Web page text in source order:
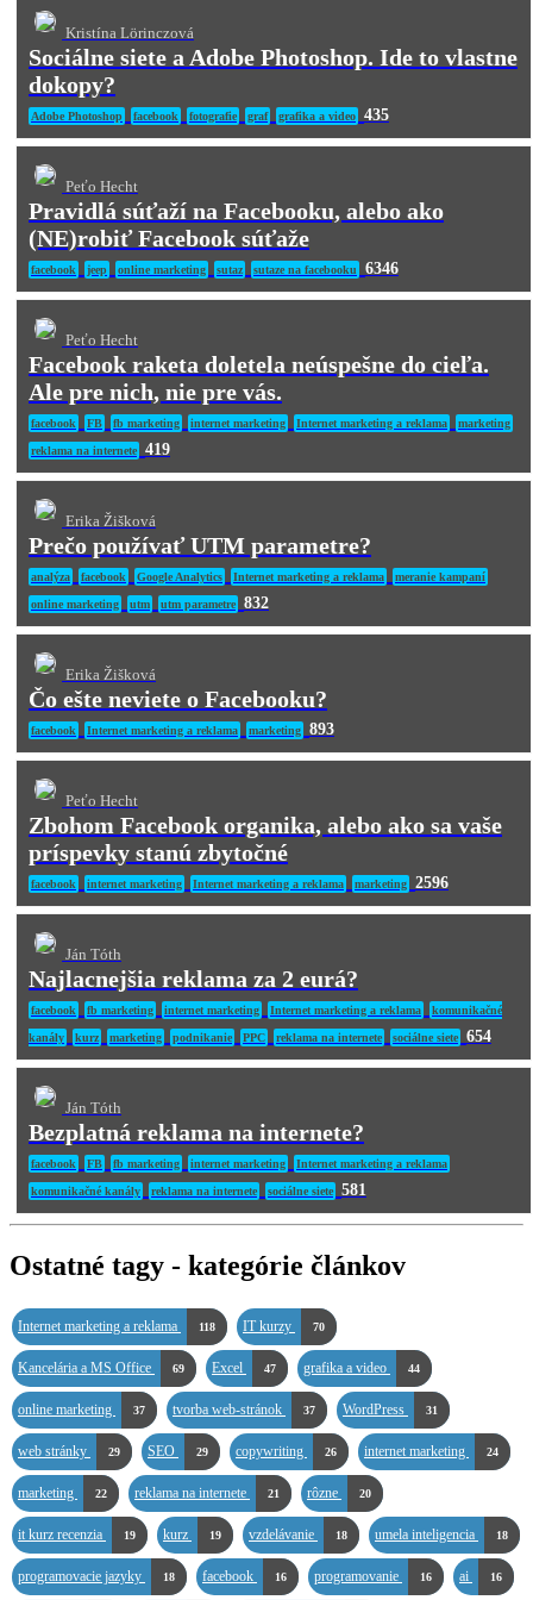
Kristína Lörinczová
Sociálne siete a Adobe Photoshop. Ide to vlastne
dokopy?
Adobe Photoshop facebook fotografie graf grafika a video 435
Peťo Hecht
Pravidlá súťaží na Facebooku, alebo ako
(NE)robiť Facebook súťaže
facebook jeep online marketing sutaz sutaze na facebooku 6346
Peťo Hecht
Facebook raketa doletela neúspešne do cieľa.
Ale pre nich, nie pre vás.
facebook FB fb marketing internet marketing Internet marketing a reklama marketing
reklama na internete 419
Erika Žišková
Prečo používať UTM parametre?
analýza facebook Google Analytics Internet marketing a reklama meranie kampaní
online marketing utm utm parametre 832
Erika Žišková
Čo ešte neviete o Facebooku?
facebook Internet marketing a reklama marketing 893
Peťo Hecht
Zbohom Facebook organika, alebo ako sa vaše
príspevky stanú zbytočné
facebook internet marketing Internet marketing a reklama marketing 2596
Ján Tóth
Najlacnejšia reklama za 2 eurá?
facebook fb marketing internet marketing Internet marketing a reklama komunikačné
kanály kurz marketing podnikanie PPC reklama na internete sociálne siete 654
Ján Tóth
Bezplatná reklama na internete?
facebook FB fb marketing internet marketing Internet marketing a reklama
komunikačné kanály reklama na internete sociálne siete 581
Ostatné tagy - kategórie článkov
Internet marketing a reklama 118 IT kurzy 70
Kancelária a MS Office 69 Excel 47 grafika a video 44
online marketing 37 tvorba web-stránok 37 WordPress 31
web stránky 29 SEO 29 copywriting 26 internet marketing 24
marketing 22 reklama na internete 21 rôzne 20
it kurz recenzia 19 kurz 19 vzdelávanie 18 umela inteligencia 18
programovacie jazyky 18 facebook 16 programovanie 16 ai 16